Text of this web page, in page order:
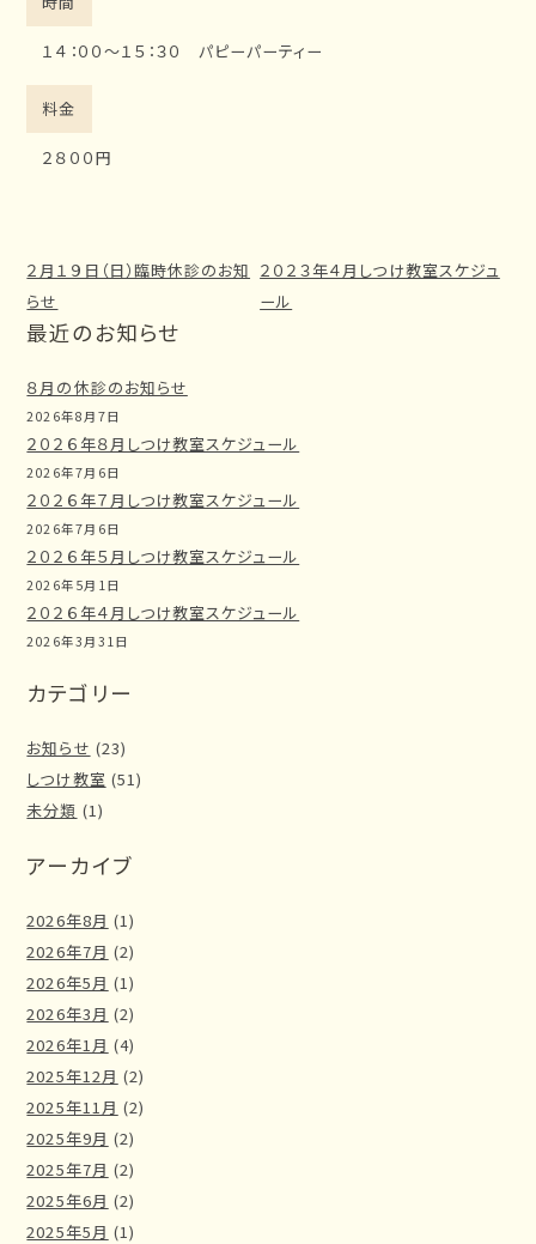
１４：００～１５：３０ パピーパーティー
料金
２８００円
２月１９日（日）臨時休診のお知
らせ
２０２３年４月しつけ教室スケジュ
ール
最近のお知らせ
８月の休診のお知らせ
2026年8月7日
２０２６年８月しつけ教室スケジュール
2026年7月6日
２０２６年７月しつけ教室スケジュール
2026年7月6日
２０２６年５月しつけ教室スケジュール
2026年5月1日
２０２６年４月しつけ教室スケジュール
2026年3月31日
カテゴリー
お知らせ (23)
しつけ教室 (51)
未分類 (1)
アーカイブ
2026年8月 (1)
2026年7月 (2)
2026年5月 (1)
2026年3月 (2)
2026年1月 (4)
2025年12月 (2)
2025年11月 (2)
2025年9月 (2)
2025年7月 (2)
2025年6月 (2)
2025年5月 (1)